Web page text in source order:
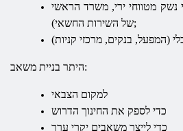
נשק מטווחי ירי, משרד הראשי
של השירות החשאי);
(המפעל, בנקים, מרכזי קניות)
היתר בניית משאב:
למקום הצבאי
כדי לספק את החינוך הדרוש
כדי לייצר משאבים יקרי ערך